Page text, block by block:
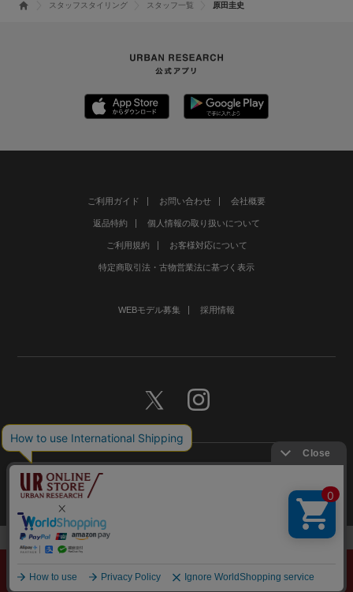
スタッフスタイリング スタッフ一覧 原田圭史
ご利用ガイド お問い合わせ 会社概要
返品特約 個人情報の取り扱いについて
ご利用規約 お客様対応について
特定商取引法・古物営業法に基づく表示
WEBモデル募集 採用情報
©URBAN RESEARCH Co., Ltd.All rights Reserved.